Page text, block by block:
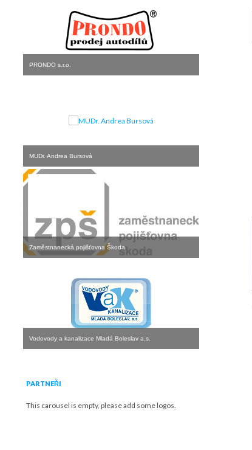
PRONDO s.r.o.
MUDr. Andrea Bursová
Zaměstnanecká pojišťovna Škoda
Vodovody a kanalizace Mladá Boleslav a.s.
PARTNEŘI
This carousel is empty, please add some logos.